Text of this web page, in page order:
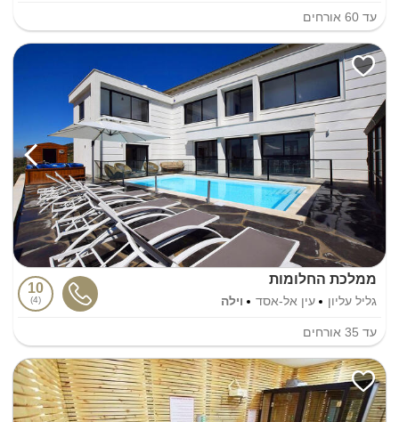
עד 60 אורחים
ממלכת החלומות
גליל עליון עין אל-אסד וילה
10
4
עד 35 אורחים